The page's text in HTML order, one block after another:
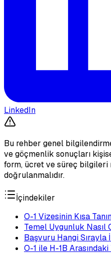
LinkedIn
Bu rehber genel
ve göçmenlik sonuçları
form, ücret ve süreç bilgileri
doğrulanmalıdır.
İçindekiler
O-1 Vizesinin Kısa
Temel Uygunluk Nasıl
Başvuru Hangi Sırayla
O-1 ile H-1B